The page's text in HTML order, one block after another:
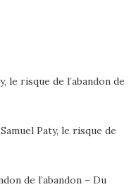
le risque de l’abandon de
Samuel Paty, le risque de
de l’abandon – Du